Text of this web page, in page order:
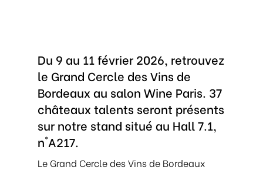
Du 9 au 11 février 2026, retrouvez
le Grand Cercle des Vins de
Bordeaux au salon Wine Paris. 37
châteaux talents seront présents
sur notre stand situé au Hall 7.1,
n°A217.
Le Grand Cercle des Vins de Bordeaux